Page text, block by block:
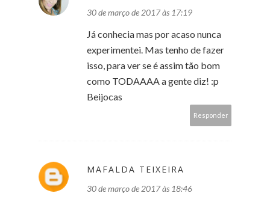
30 de março de 2017 às 17:19
Já conhecia mas por acaso nunca
experimentei. Mas tenho de fazer
isso, para ver se é assim tão bom
como TODAAAA a gente diz! :p
Beijocas
Responder
MAFALDA TEIXEIRA
30 de março de 2017 às 18:46